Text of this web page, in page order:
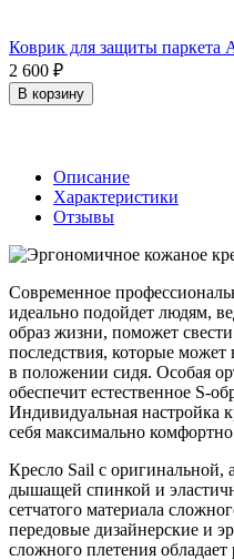
Коврик для защиты паркета
2 600 ₽
В корзину
Описание
Характеристики
Отзывы
Современное
идеально подойдет людям,
образ жизни, поможет
последствия, которые может
в положении сидя. Особая
обеспечит естественное S-
Индивидуальная настройка
себя максимально
Кресло Sail с оригинальной,
дышащей спинкой и
сетчатого материала
передовые дизайнерские и
сложного плетения